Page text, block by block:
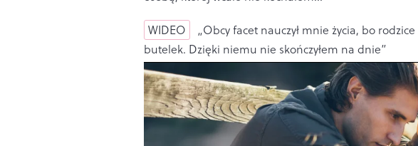
WIDEO
„Obcy facet nauczył mnie życia, bo
butelek. Dzięki niemu nie skończyłem na dnie”